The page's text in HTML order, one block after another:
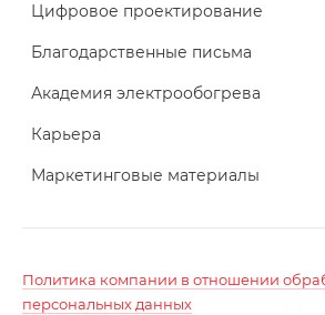
Цифровое проектирование
Благодарственные письма
Академия электрообогрева
Карьера
Маркетинговые материалы
Политика компании в отношении
персональных данных